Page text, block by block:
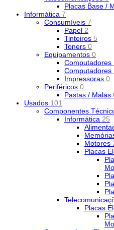
Placas Base /
Informática 7
Consumíveis 7
Papel 2
Tinteiros 5
Toners 0
Equipamentos 0
Computadores
Computadores
Impressoras 0
Periféricos 0
Pastas / Malas
Usados 101
Componentes
Informática 25
Motores
Placas
Placas